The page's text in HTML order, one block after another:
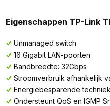
Eigenschappen TP-Link
Unmanaged switch
16 Gigabit LAN-poorten
Bandbreedte: 32Gbps
Stroomverbruik afhankelijk
Energiebesparende techniek
Ondersteunt QoS en IGMP